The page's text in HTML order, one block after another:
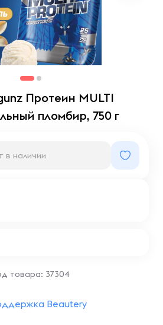
Протеин MULTI
пломбир, 750 г
в наличии
товара: 37304
Beautery